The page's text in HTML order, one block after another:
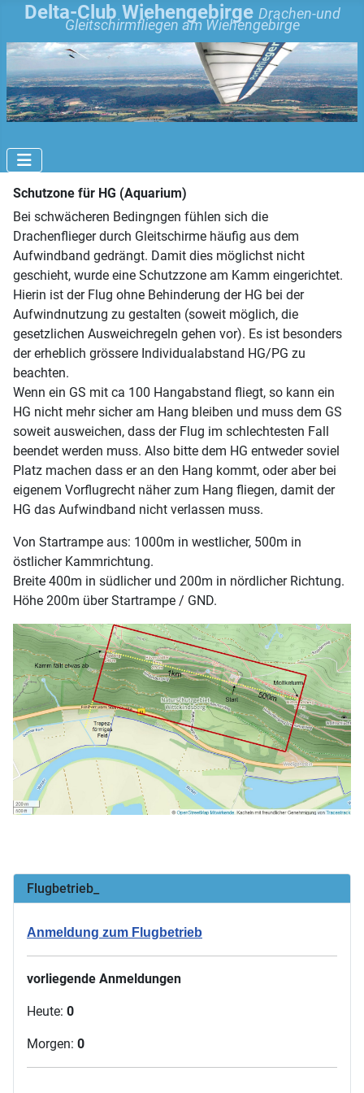
Delta-Club Wiehengebirge Drachen-und
Gleitschirmfliegen am Wiehengebirge
Schutzone für HG (Aquarium)
Bei schwächeren Bedingngen fühlen sich die
Drachenflieger durch Gleitschirme häufig aus dem
Aufwindband gedrängt. Damit dies möglichst nicht
geschieht, wurde eine Schutzzone am Kamm eingerichtet.
Hierin ist der Flug ohne Behinderung der HG bei der
Aufwindnutzung zu gestalten (soweit möglich, die
gesetzlichen Ausweichregeln gehen vor). Es ist besonders
der erheblich grössere Individualabstand HG/PG zu
beachten.
Wenn ein GS mit ca 100 Hangabstand fliegt, so kann ein
HG nicht mehr sicher am Hang bleiben und muss dem GS
soweit ausweichen, dass der Flug im schlechtesten Fall
beendet werden muss. Also bitte dem HG entweder soviel
Platz machen dass er an den Hang kommt, oder aber bei
eigenem Vorflugrecht näher zum Hang fliegen, damit der
HG das Aufwindband nicht verlassen muss.
Von Startrampe aus: 1000m in westlicher, 500m in
östlicher Kammrichtung.
Breite 400m in südlicher und 200m in nördlicher Richtung.
Höhe 200m über Startrampe / GND.
Flugbetrieb_
Anmeldung zum Flugbetrieb
vorliegende Anmeldungen
Heute: 0
Morgen: 0